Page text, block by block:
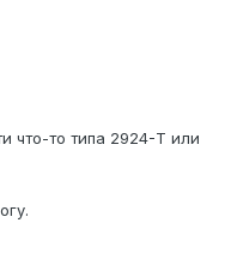
что-то типа 2924-T или